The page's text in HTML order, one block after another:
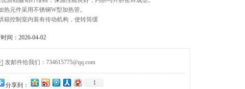
热元件采用不锈钢W型加热管。
箱控制室内装有传动机构，使转筒缓
间：2026-04-02
发邮件给我们：734615775@qq.com
分享到： 1